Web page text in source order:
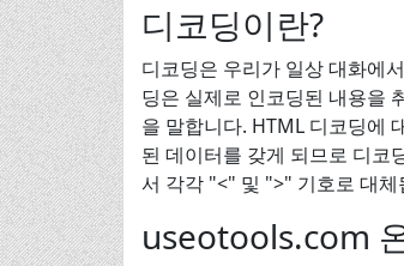
디코딩이란?
디코딩은 우리가 일상 대화에
딩은 실제로 인코딩된 내용을
을 말합니다. HTML 디코딩에
된 데이터를 갖게 되므로 디코
서 각각 "<" 및 ">" 기호로 대체
useotools.com